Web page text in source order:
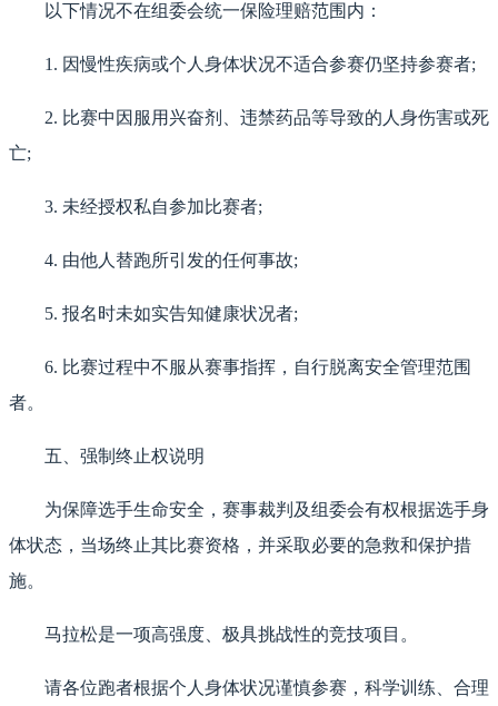
以下情况不在组委会统一保险理赔范围内：
1. 因慢性疾病或个人身体状况不适合参赛仍坚持参赛者;
2. 比赛中因服用兴奋剂、违禁药品等导致的人身伤害或死
亡;
3. 未经授权私自参加比赛者;
4. 由他人替跑所引发的任何事故;
5. 报名时未如实告知健康状况者;
6. 比赛过程中不服从赛事指挥，自行脱离安全管理范围
者。
五、强制终止权说明
为保障选手生命安全，赛事裁判及组委会有权根据选手身
体状态，当场终止其比赛资格，并采取必要的急救和保护措
施。
马拉松是一项高强度、极具挑战性的竞技项目。
请各位跑者根据个人身体状况谨慎参赛，科学训练、合理